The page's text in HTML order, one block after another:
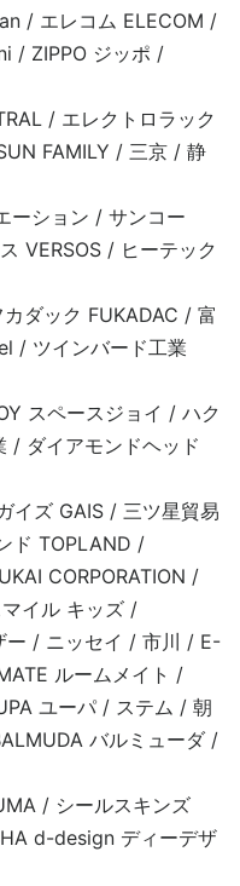
/ エレコム ELECOM /
/ ZIPPO ジッポ /
/ エレクトロラック
FAMILY / 三京 / 静
ーション / サンコー
VERSOS / ヒーテック
ダック FUKADAC / 富
/ ツインバード工業
スペースジョイ / ハク
/ ダイアモンドヘッド
イズ GAIS / 三ツ星貿易
ド TOPLAND /
CORPORATION /
イル キッズ /
ー / ニッセイ / 市川 / E-
ルームメイト /
ユーパ / ステム / 朝
バルミューダ /
/ シールスキンズ
d-design ディーデザ